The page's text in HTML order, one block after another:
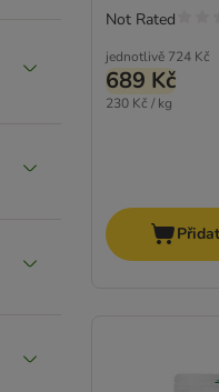
jednotlivě 724 Kč
689 Kč
230 Kč / kg
Not Rated